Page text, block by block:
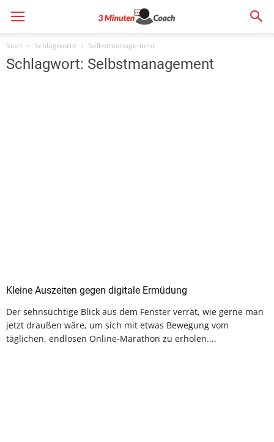
Start Schlagworte Selbstmanagement
Schlagwort: Selbstmanagement
Kleine Auszeiten gegen digitale Ermüdung
Der sehnsüchtige Blick aus dem Fenster verrät, wie gerne man
jetzt draußen wäre, um sich mit etwas Bewegung vom
täglichen, endlosen Online-Marathon zu erholen....